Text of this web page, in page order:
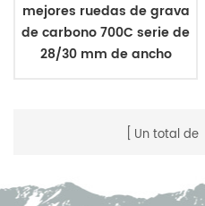
mejores ruedas de grava
de carbono 700C serie de
28/30 mm de ancho
Un total de